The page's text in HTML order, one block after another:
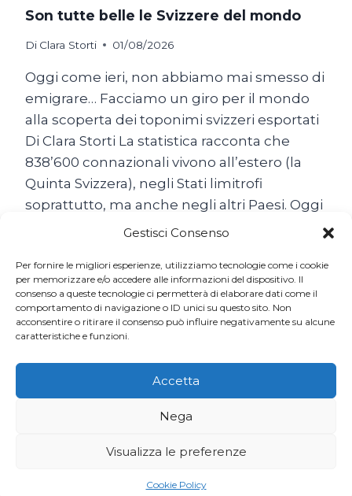
Gestisci Consenso
Per fornire le migliori esperienze, utilizziamo tecnologie come i cookie
per memorizzare e/o accedere alle informazioni del dispositivo. Il
consenso a queste tecnologie ci permetterà di elaborare dati come il
comportamento di navigazione o ID unici su questo sito. Non
acconsentire o ritirare il consenso può influire negativamente su alcune
caratteristiche e funzioni.
Accetta
Nega
Visualizza le preferenze
Cookie Policy
Son tutte belle le Svizzere del mondo
Di Clara Storti 01/08/2026
Oggi come ieri, non abbiamo mai smesso di
emigrare… Facciamo un giro per il mondo
alla scoperta dei toponimi svizzeri esportati
Di Clara Storti La statistica racconta che
838’600 connazionali vivono all’estero (la
Quinta Svizzera), negli Stati limitrofi
soprattutto, ma anche negli altri Paesi. Oggi
come ieri, non abbiamo mai smesso di
LEGGI TUTTOSON
TUTTE
BELLE
LE
DEL
MONDO
© 2026 Ticino7 | Sviluppato da Codinglab Sagl